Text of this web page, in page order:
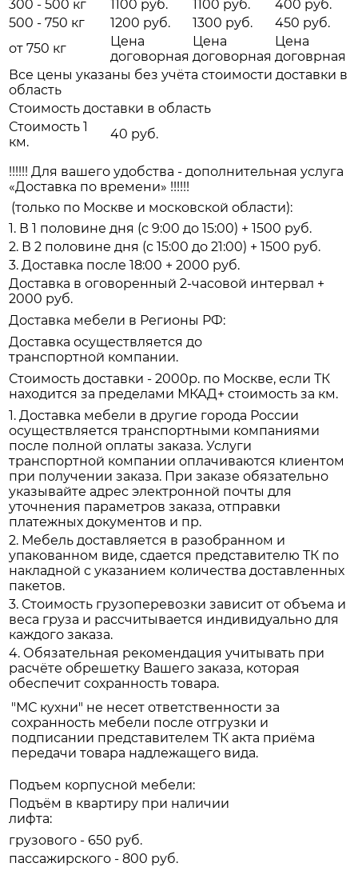
300 - 500 кг
1100 руб. 1100 руб.
400 руб.
500 - 750 кг
1200 руб. 1300 руб.
450 руб.
от 750 кг
Цена
договорная
Цена
договорная
Цена
договрная
Все цены указаны без учёта стоимости доставки в
область
Стоимость доставки в область
Стоимость 1
км.
40 руб.
!!!!!! Для вашего удобства - дополнительная услуга
«Доставка по времени» !!!!!!
(только по Москве и московской области):
1. В 1 половине дня (с 9:00 до 15:00) + 1500 руб.
2. В 2 половине дня (с 15:00 до 21:00) + 1500 руб.
3. Доставка после 18:00 + 2000 руб.
Доставка в оговоренный 2-часовой интервал +
2000 руб.
Доставка мебели в Регионы РФ:
Доставка осуществляется до
транспортной компании.
Стоимость доставки - 2000р. по Москве, если ТК
находится за пределами МКАД+ стоимость за км.
1. Доставка мебели в другие города России
осуществляется транспортными компаниями
после полной оплаты заказа. Услуги
транспортной компании оплачиваются клиентом
при получении заказа. При заказе обязательно
указывайте адрес электронной почты для
уточнения параметров заказа, отправки
платежных документов и пр.
2. Мебель доставляется в разобранном и
упакованном виде, сдается представителю ТК по
накладной с указанием количества доставленных
пакетов.
3. Стоимость грузоперевозки зависит от объема и
веса груза и рассчитывается индивидуально для
каждого заказа.
4. Обязательная рекомендация учитывать при
расчёте обрешетку Вашего заказа, которая
обеспечит сохранность товара.
"МС кухни" не несет ответственности за
сохранность мебели после отгрузки и
подписании представителем ТК акта приёма
передачи товара надлежащего вида.
Подъем корпусной мебели:
Подъём в квартиру при наличии
лифта:
грузового - 650 руб.
пассажирского - 800 руб.